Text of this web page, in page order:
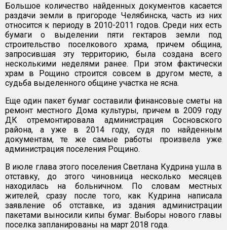
Большое количество найденных документов касается
раздачи земли в пригороде Челябинска, часть из них
относится к периоду в 2010-2011 годов. Среди них есть
бумаги о выделении пяти гектаров земли под
строительство поселкового храма, причем община,
запросившая эту территорию, была создана всего
несколькими неделями ранее. При этом фактически
храм в Рощино строится совсем в другом месте, а
судьба выделенного общине участка не ясна.
Еще один пакет бумаг составили финансовые сметы на
ремонт местного Дома культуры, причем в 2009 году
ДК отремонтировала администрация Сосновского
района, а уже в 2014 году, судя по найденным
документам, те же самые работы произвела уже
администрация поселения Рощино.
В июле глава этого поселения Светлана Кудрина ушла в
отставку, до этого чиновница несколько месяцев
находилась на больничном. По словам местных
жителей, сразу после того, как Кудрина написала
заявление об отставке, из здания администрации
пакетами выносили кипы бумаг. Выборы нового главы
поселка запланированы на март 2018 года.